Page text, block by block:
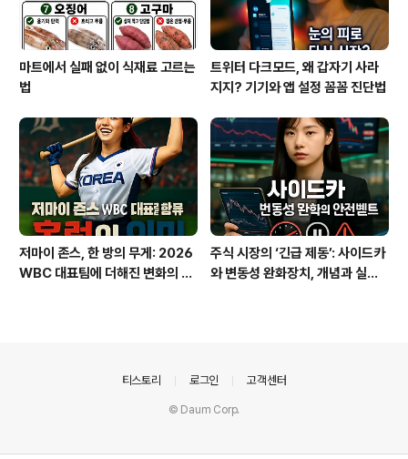
마트에서 실패 없이 식재료 고르는
법
트위터 다크모드, 왜 갑자기 사라
지지? 기기와 앱 설정 꼼꼼 진단법
저마이 존스, 한 방의 무게: 2026
WBC 대표팀에 더해진 변화의 신
주식 시장의 ‘긴급 제동’: 사이드카
와 변동성 완화장치, 개념과 실전
티스토리 로그인 고객센터
© Daum Corp.